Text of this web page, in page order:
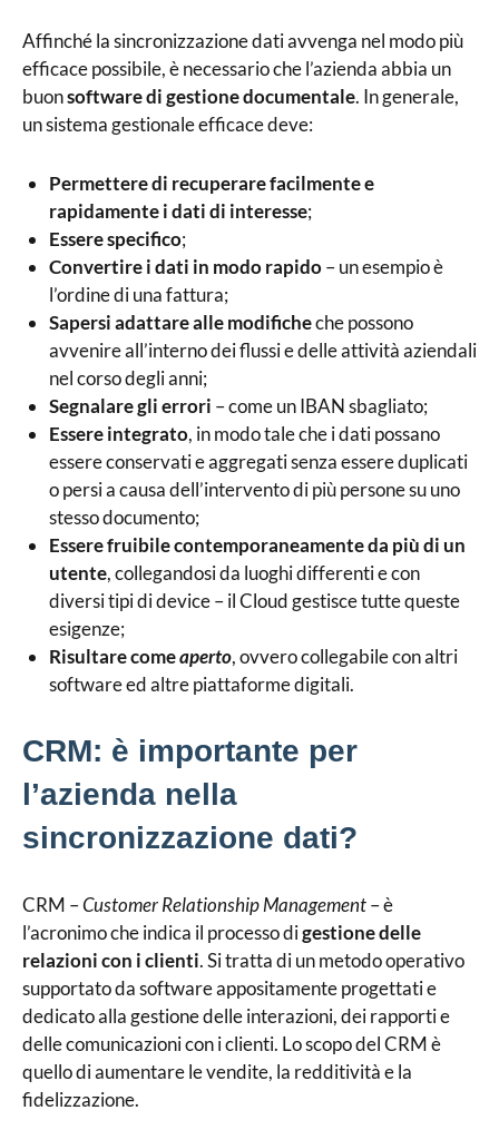
Affinché la sincronizzazione dati avvenga nel modo più
efficace possibile, è necessario che l’azienda abbia un
buonsoftware di gestione documentale. In generale,
un sistema gestionale efficace deve:
Permettere di recuperare facilmente e
rapidamente i dati di interesse;
Essere specifico;
Convertire i dati in modo rapido– un esempio è
l’ordine di una fattura;
Sapersi adattare alle modificheche possono
avvenire all’interno dei flussi e delle attività aziendali
nel corso degli anni;
Segnalare gli errori – come un IBAN sbagliato;
Essere integrato, in modo tale che i dati possano
essere conservati e aggregati senza essere duplicati
o persi a causa dell’intervento di più persone su uno
stesso documento;
Essere fruibile contemporaneamente da più di un
utente, collegandosi da luoghi differenti e con
diversi tipi di device – il Cloud gestisce tutte queste
esigenze;
Risultare comeaperto, ovvero collegabile con altri
software ed altre piattaforme digitali.
CRM: è importante per
l’azienda nella
sincronizzazione dati?
CRM –Customer Relationship Management– è
l’acronimo che indica il processo digestione delle
relazioni con i clienti. Si tratta di un metodo operativo
supportato da software appositamente progettati e
dedicato alla gestione delle interazioni, dei rapporti e
delle comunicazioni con i clienti. Lo scopo del CRM è
quello di aumentare le vendite, la redditività e la
fidelizzazione.